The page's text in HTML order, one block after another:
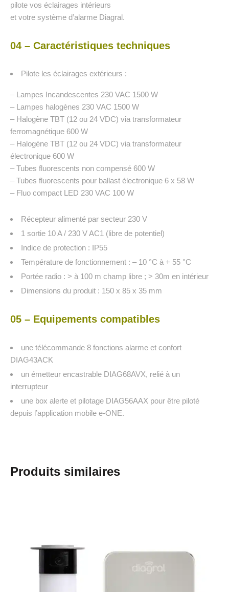
pilote vos éclairages intérieurs
et votre système d’alarme Diagral.
04 – Caractéristiques techniques
Pilote les éclairages extérieurs :
– Lampes Incandescentes 230 VAC 1500 W
– Lampes halogènes 230 VAC 1500 W
– Halogène TBT (12 ou 24 VDC) via transformateur
ferromagnétique 600 W
– Halogène TBT (12 ou 24 VDC) via transformateur
électronique 600 W
– Tubes fluorescents non compensé 600 W
– Tubes fluorescents pour ballast électronique 6 x 58 W
– Fluo compact LED 230 VAC 100 W
Récepteur alimenté par secteur 230 V
1 sortie 10 A / 230 V AC1 (libre de potentiel)
Indice de protection : IP55
Température de fonctionnement : – 10 °C à + 55 °C
Portée radio : > à 100 m champ libre ; > 30m en intérieur
Dimensions du produit : 150 x 85 x 35 mm
05 – Equipements compatibles
une télécommande 8 fonctions alarme et confort
DIAG43ACK
un émetteur encastrable DIAG68AVX, relié à un
interrupteur
une box alerte et pilotage DIAG56AAX pour être piloté
depuis l’application mobile e-ONE.
Produits similaires